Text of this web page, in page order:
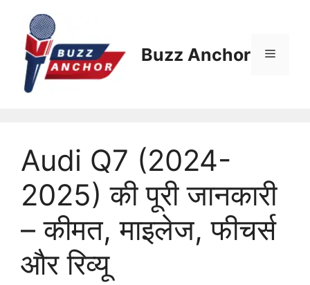
content
Buzz Anchor Menu
Audi Q7 (2024-
2025) की पूरी जानकारी
– कीमत, माइलेज, फीचर्स
और रिव्यू